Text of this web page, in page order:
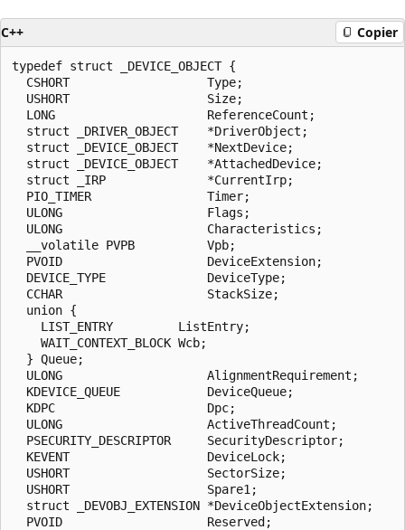
C++ Copier
typedef struct _DEVICE_OBJECT {
  CSHORT                   Type;
  USHORT                   Size;
  LONG                     ReferenceCount;
  struct _DRIVER_OBJECT    *DriverObject;
  struct _DEVICE_OBJECT    *NextDevice;
  struct _DEVICE_OBJECT    *AttachedDevice;
  struct _IRP              *CurrentIrp;
  PIO_TIMER                Timer;
  ULONG                    Flags;
  ULONG                    Characteristics;
  __volatile PVPB          Vpb;
  PVOID                    DeviceExtension;
  DEVICE_TYPE              DeviceType;
  CCHAR                    StackSize;
  union {
    LIST_ENTRY         ListEntry;
    WAIT_CONTEXT_BLOCK Wcb;
  } Queue;
  ULONG                    AlignmentRequirement;
  KDEVICE_QUEUE            DeviceQueue;
  KDPC                     Dpc;
  ULONG                    ActiveThreadCount;
  PSECURITY_DESCRIPTOR     SecurityDescriptor;
  KEVENT                   DeviceLock;
  USHORT                   SectorSize;
  USHORT                   Spare1;
  struct _DEVOBJ_EXTENSION *DeviceObjectExtension;
  PVOID                    Reserved;